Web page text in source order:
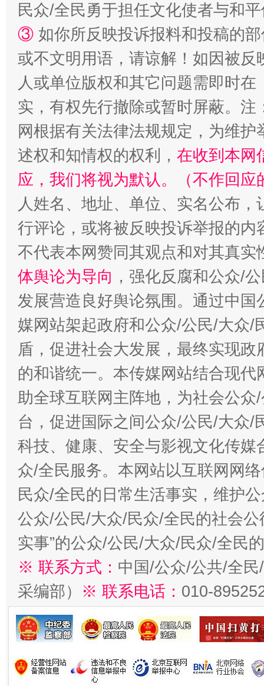
漫山遍野的桃花与雪山、麦地、白藏房 除
招工难、用工荒背后
民众/全民勇于担任文化使者与和
③ 如你所反映投诉报料和投稿的
或不文明用语，请谅解！如因被
人或单位版权和其它问题需即时在
实，有权先行撤除或暂时屏蔽。
网根据有关法律法规规定，为维
述权和知情权的权利， 在收到本网
应，我们将视为默认。（不作回应
人姓名、地址、单位、实名公布
行评论，或将被反映投诉举报的
不代表本网赞同其观点和对其真实
体舆论为导向 ，强化反腐和公众/
发展营造良好舆论氛围。通过中
媒网站架起政府和公众/公民/大众/
盾，促进社会大发展，最终实现
的和谐统一。本传媒网站结合现
助全球互联网主阵地，为社会公
台，促进国际之间公众/公民/大众/
科技、健康、安全与影视文化传
众/全民服务。本网站以互联网网
民众/全民的日常生活事实，维护
公众/公民/大众/民众/全民的社会公
实事”的公众/公民/大众/民众/全民
※ 联系方式： 中国/公众/公共/全
采编部） ※ 联系电话： 010-